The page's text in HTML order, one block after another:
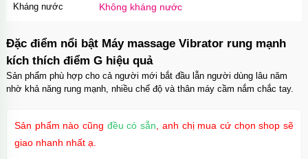
Kháng nước Không kháng nước
Đặc điểm nổi bật Máy massage Vibrator rung mạnh
kích thích điểm G hiệu quả
Sản phẩm phù hợp cho cả người mới bắt đầu lẫn người dùng lâu năm
nhờ khả năng rung mạnh, nhiều chế độ và thân máy cầm nắm chắc tay.
Sản phẩm nào cũng đều có sẵn , anh chị mua cứ chọn shop sẽ
giao nhanh nhất ạ.